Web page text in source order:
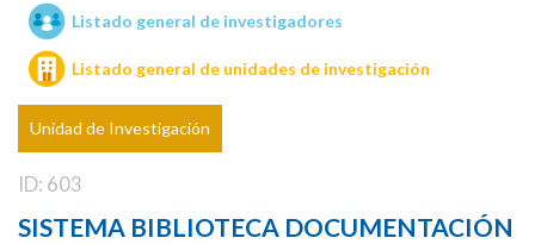
Unidades de investigación
Listado general de investigadores
Listado general de unidades de investigación
Unidad de Investigación
ID: 603
SISTEMA BIBLIOTECA DOCUMENTACIÓN